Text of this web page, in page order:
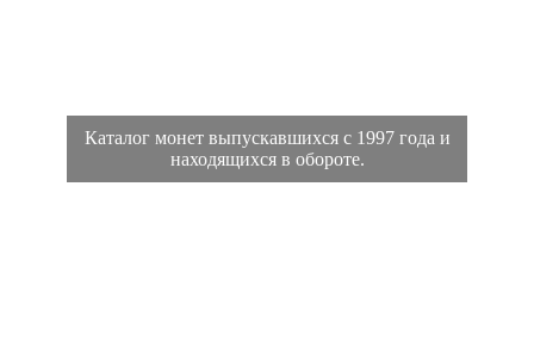
Каталог монет выпускавшихся с 1997 года и
находящихся в обороте.